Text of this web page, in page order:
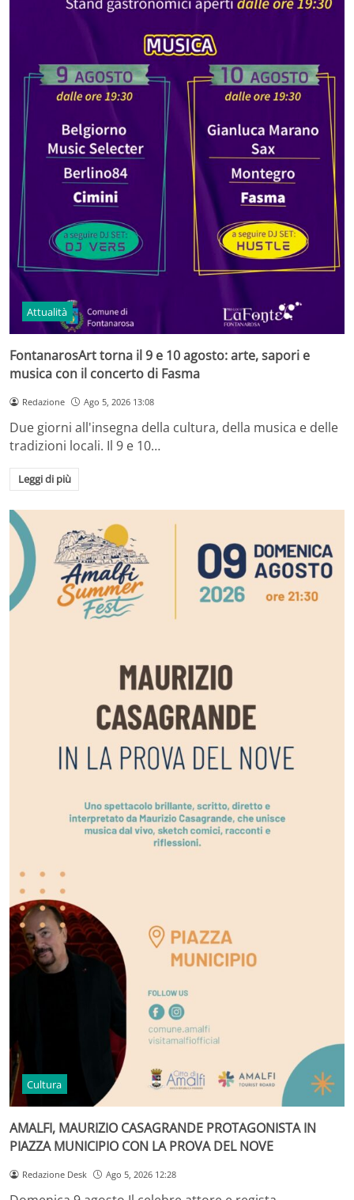
Attualità
FontanarosArt torna il 9 e 10 agosto: arte, sapori e
musica con il concerto di Fasma
Redazione Ago 5, 2026 13:08
Due giorni all'insegna della cultura, della musica e delle
tradizioni locali. Il 9 e 10…
Leggi di più
Cultura
AMALFI, MAURIZIO CASAGRANDE PROTAGONISTA IN
PIAZZA MUNICIPIO CON LA PROVA DEL NOVE
Redazione Desk Ago 5, 2026 12:28